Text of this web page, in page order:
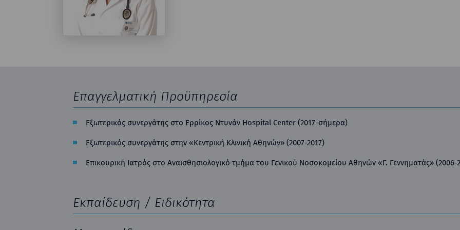
Επαγγελματική Προϋπηρεσία
Εξωτερικός συνεργάτης στο Ερρίκος Ντυνάν Hospital Center (2017-σήμερα)
Εξωτερικός συνεργάτης στην «Κεντρική Κλινική Αθηνών» (2007-2017)
Επικουρική Ιατρός στο Αναισθησιολογικό τμήμα του Γενικού Νοσοκομείου Αθηνών «Γ. Γεννηματάς» (2006-
Εκπαίδευση / Ειδικότητα